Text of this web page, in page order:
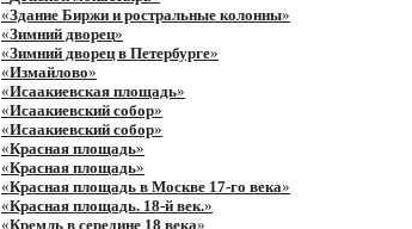
«Здание Биржи и ростральные колонны»
«Зимний дворец»
«Зимний дворец в Петербурге»
«Измайлово»
«Исаакиевская площадь»
«Исаакиевский собор»
«Исаакиевский собор»
«Красная площадь»
«Красная площадь»
«Красная площадь в Москве 17-го века»
«Красная площадь. 18-й век.»
«Кремль в середине 18 века»